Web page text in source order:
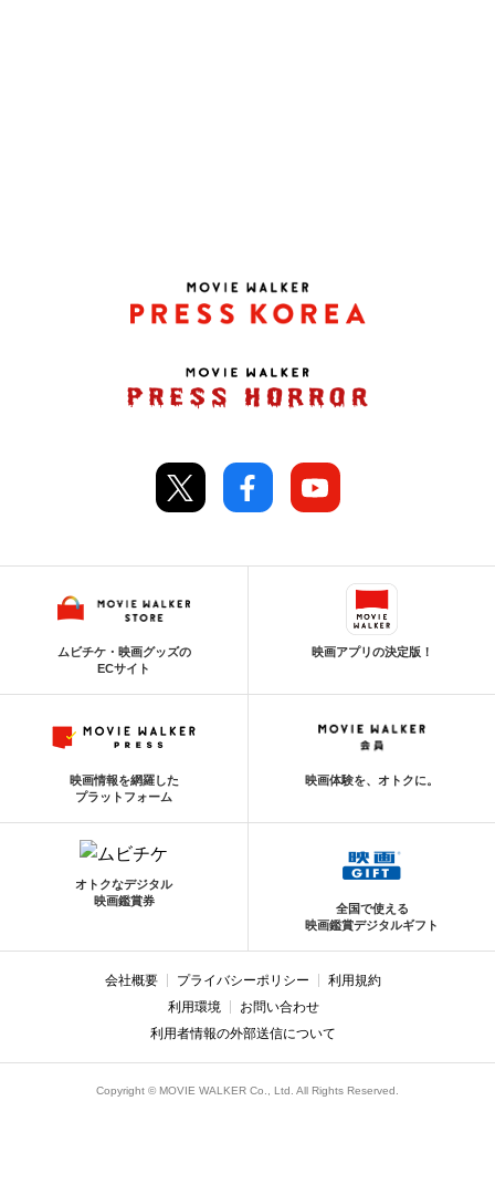
ムビチケ・映画グッズの
ECサイト
映画アプリの決定版！
映画情報を網羅した
プラットフォーム
映画体験を、オトクに。
オトクなデジタル
映画鑑賞券
全国で使える
映画鑑賞デジタルギフト
会社概要 プライバシーポリシー
利用規約
利用環境
お問い合わせ
利用者情報の外部送信について
Copyright © MOVIE WALKER Co., Ltd. All Rights Reserved.